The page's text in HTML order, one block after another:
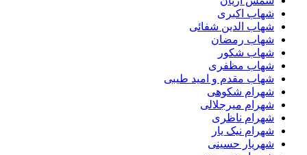
شهاب اکبری
شهاب الدین شفائی
شهاب رمضان
شهاب شکور
شهاب مظفری
شهاب مقدم و امید طیبی
شهرام شکوهی
شهرام میرجلالی
شهرام ناظری
شهرام نیک یار
شهریار حسینی